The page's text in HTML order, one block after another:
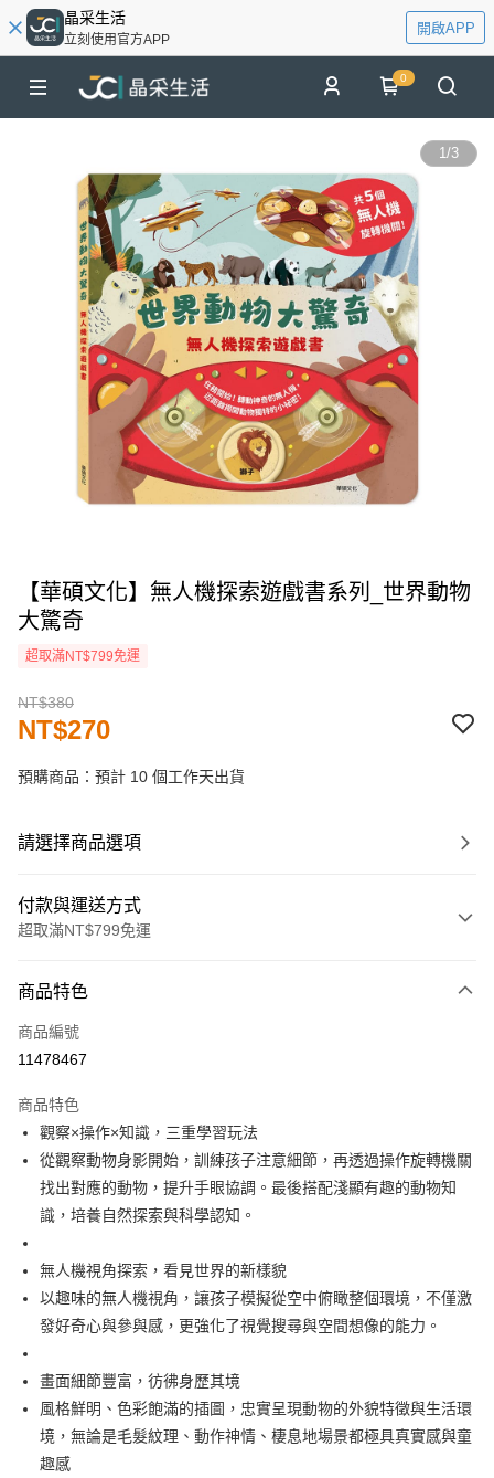
晶采生活
立刻使用官方APP
開啟APP
0
1/3
【華碩文化】無人機探索遊戲書系列_世界動物
大驚奇
超取滿NT$799免運
NT$380
NT$270
預購商品：預計 10 個工作天出貨
請選擇商品選項
付款與運送方式
超取滿NT$799免運
信用卡一次付款
LINE Pay
街口支付
悠遊付
全盈+PAY
AFTEE先享後付
相關說明
【關於「AFTEE先享後付」】
AFTEE先享後付是「在收到商品之後才付款」的支付方式。 讓您購物簡單
１．簡單：不需註冊會員、不需綁卡、不需儲值。
２．便利：只要手機號碼，簡訊認證，即可結帳。
３．安心：先確認商品／服務後，再付款。
【「AFTEE先享後付」結帳流程】
１．於結帳方式選擇「AFTEE先享後付」後，將跳轉至「AFTEE先享後付」
運送方式
每筆NT$80，滿NT$799(含以上)免運費
付款後7-11取貨
每筆NT$80，滿NT$999(含以上)免運費
商品特色
商品編號
11478467
商品特色
觀察×操作×知識，三重學習玩法
從觀察動物身影開始，訓練孩子注意細節，再透過操作旋轉機關
找出對應的動物，提升手眼協調。最後搭配淺顯有趣的動物知
識，培養自然探索與科學認知。
無人機視角探索，看見世界的新樣貌
以趣味的無人機視角，讓孩子模擬從空中俯瞰整個環境，不僅激
發好奇心與參與感，更強化了視覺搜尋與空間想像的能力。
畫面細節豐富，彷彿身歷其境
風格鮮明、色彩飽滿的插圖，忠實呈現動物的外貌特徵與生活環
境，無論是毛髮紋理、動作神情、棲息地場景都極具真實感與童
趣感